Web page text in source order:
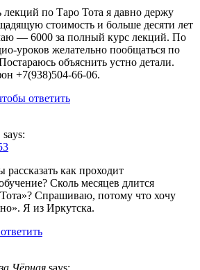
лекций по Таро Тота я давно держу
стоимость и больше десяти лет
— 6000 за полный курс лекций. По
уроков желательно пообщаться по
объяснить устно детали.
+7(938)504-66-06.
ответить
says:
как проходит
Сколь месяцев длится
Спрашиваю, потому что хочу
Я из Иркутска.
Чёрная says: